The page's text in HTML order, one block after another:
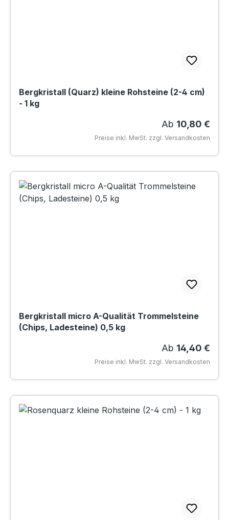
Bergkristall (Quarz) kleine Rohsteine (2-4 cm)
- 1 kg
Regulärer
Ab 10,80 €
Preise inkl. MwSt. zzgl. Versandkosten
Bergkristall micro A-Qualität Trommelsteine
(Chips, Ladesteine) 0,5 kg
Regulärer
Ab 14,40 €
Preise inkl. MwSt. zzgl. Versandkosten